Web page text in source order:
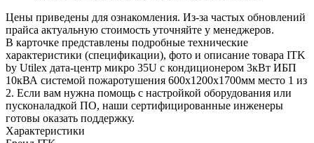
Цены приведены для ознакомления. Из‑за частых обновлений
прайса актуальную стоимость уточняйте у менеджеров.
В карточке представлены подробные технические
характеристики (спецификации), фото и описание товара ITK
by Utilex дата-центр микро 35U с кондиционером 3кВт ИБП
10кВА системой пожаротушения 600х1200х1700мм место 1 из
2. Если вам нужна помощь с настройкой оборудования или
пусконаладкой ПО, наши сертифицированные инженеры
готовы оказать поддержку.
Характеристики